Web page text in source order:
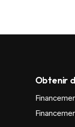
Obtenir